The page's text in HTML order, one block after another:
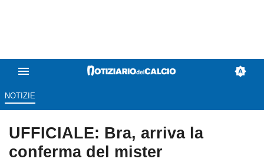
NOTIZIE
UFFICIALE: Bra, arriva la
conferma del mister